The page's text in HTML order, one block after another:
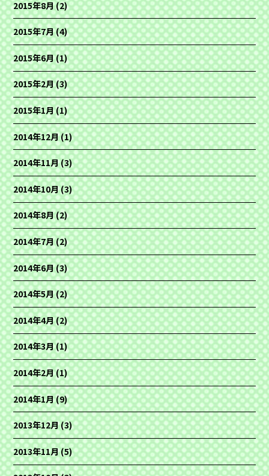
2015年8月(2)
2015年7月(4)
2015年6月(1)
2015年2月(3)
2015年1月(1)
2014年12月(1)
2014年11月(3)
2014年10月(3)
2014年8月(2)
2014年7月(2)
2014年6月(3)
2014年5月(2)
2014年4月(2)
2014年3月(1)
2014年2月(1)
2014年1月(9)
2013年12月(3)
2013年11月(5)